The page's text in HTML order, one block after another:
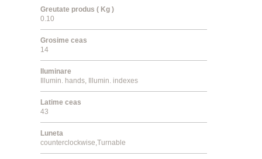
Greutate produs ( Kg )
0.10
Grosime ceas
14
Iluminare
Illumin. hands, Illumin. indexes
Latime ceas
43
Luneta
counterclockwise,Turnable